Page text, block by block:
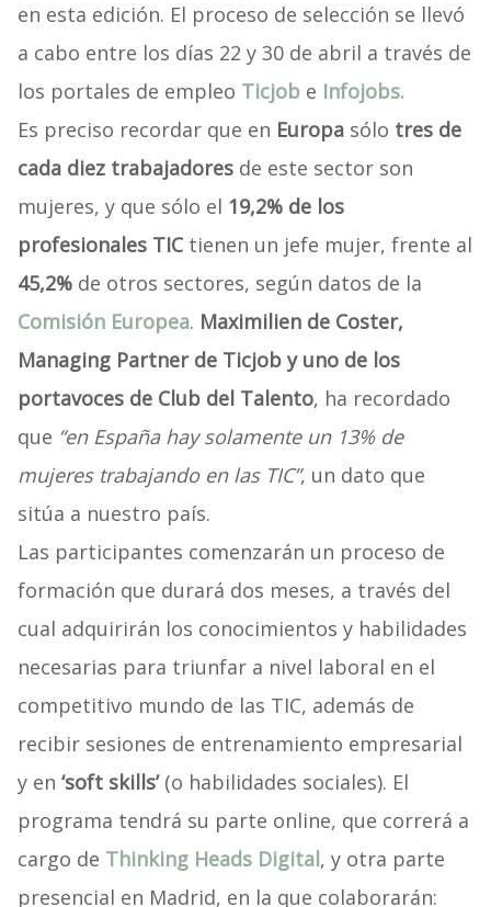
en esta edición. El proceso de selección se llevó
a cabo entre los días 22 y 30 de abril a través de
los portales de empleo Ticjobe Infojobs.
Es preciso recordar que en Europasólo tres de
cada diez trabajadoresde este sector son
mujeres, y que sólo el 19,2% de los
profesionales TICtienen un jefe mujer, frente al
45,2%de otros sectores, según datos de la
Comisión Europea. Maximilien de Coster,
Managing Partner de Ticjob y uno de los
portavoces de Club del Talento, ha recordado
que “en España hay solamente un 13% de
mujeres trabajando en las TIC”, un dato que
sitúa a nuestro país.
Las participantes comenzarán un proceso de
formación que durará dos meses, a través del
cual adquirirán los conocimientos y habilidades
necesarias para triunfar a nivel laboral en el
competitivo mundo de las TIC, además de
recibir sesiones de entrenamiento empresarial
y en ‘soft skills’(o habilidades sociales). El
programa tendrá su parte online, que correrá a
cargo de Thinking Heads Digital, y otra parte
presencial en Madrid, en la que colaborarán: